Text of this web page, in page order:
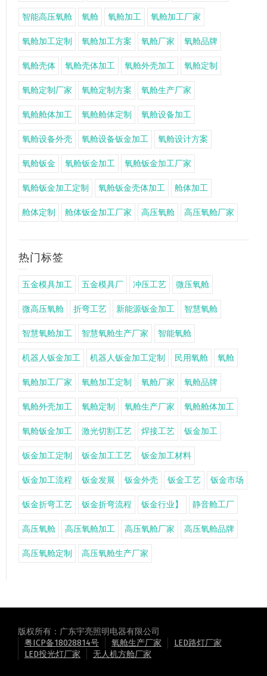
智能高压氧舱 氧舱 氧舱加工 氧舱加工厂家
氧舱加工定制 氧舱加工方案 氧舱厂家 氧舱品牌
氧舱壳体 氧舱壳体加工 氧舱外壳加工 氧舱定制
氧舱定制厂家 氧舱定制方案 氧舱生产厂家
氧舱舱体加工 氧舱舱体定制 氧舱设备加工
氧舱设备外壳 氧舱设备钣金加工 氧舱设计方案
氧舱钣金 氧舱钣金加工 氧舱钣金加工厂家
氧舱钣金加工定制 氧舱钣金壳体加工 舱体加工
舱体定制 舱体钣金加工厂家 高压氧舱 高压氧舱厂家
热门标签
五金模具加工 五金模具厂 冲压工艺 微压氧舱
微高压氧舱 折弯工艺 新能源钣金加工 智慧氧舱
智慧氧舱加工 智慧氧舱生产厂家 智能氧舱
机器人钣金加工 机器人钣金加工定制 民用氧舱 氧舱
氧舱加工厂家 氧舱加工定制 氧舱厂家 氧舱品牌
氧舱外壳加工 氧舱定制 氧舱生产厂家 氧舱舱体加工
氧舱钣金加工 激光切割工艺 焊接工艺 钣金加工
钣金加工定制 钣金加工工艺 钣金加工材料
钣金加工流程 钣金发展 钣金外壳 钣金工艺 钣金市场
钣金折弯工艺 钣金折弯流程 钣金行业】 静音舱工厂
高压氧舱 高压氧舱加工 高压氧舱厂家 高压氧舱品牌
高压氧舱定制 高压氧舱生产厂家
版权所有：广东宇亮照明电器有限公司
粤ICP备18028814号
氧舱生产厂家
LED路灯厂家
LED投光灯厂家
无人机方舱厂家